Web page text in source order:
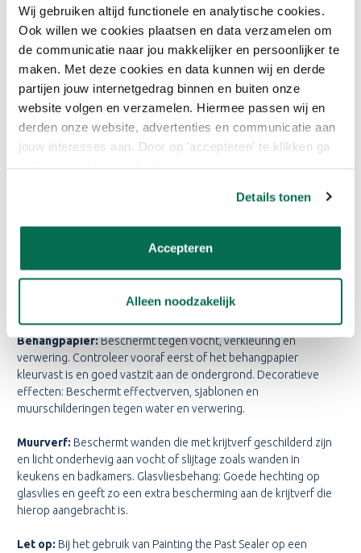
Wij gebruiken altijd functionele en analytische cookies.
Ook willen we cookies plaatsen en data verzamelen om
de communicatie naar jou makkelijker en persoonlijker te
maken. Met deze cookies en data kunnen wij en derde
partijen jouw internetgedrag binnen en buiten onze
website volgen en verzamelen. Hiermee passen wij en
derden onze website, advertenties en communicatie aan
jouw interesses aan. Door op 'accepteren' te klikken ga
Details tonen
Accepteren
Alleen noodzakelijk
zijn. Bij onbehandelde poreuze ondergronden de 1e laag Painting
the Past Sealer verdunnen met 10 % schoon water. Na droging
een 2e en 3e laag Painting the Past Sealer onverdund
aanbrengen.
Aanbrengen:
Painting the Past Sealer kan met een platte kwast,
(vernis) roller of verfspuit aangebracht worden. We adviseren om
voor een mooi, egaal, dekkend, resultaat de Sealer aan te
brengen in min. 2-3 lagen.
schoon water wordt de pleister verzegeld.
Behangpapier:Beschermt tegen vocht, verkleuring en
verwering. Controleer vooraf eerst of het behangpapier
kleurvast is en goed vastzit aan de ondergrond. Decoratieve
effecten: Beschermt effectverven, sjablonen en
muurschilderingen tegen water en verwering.
Muurverf: Beschermt wanden die met krijtverf geschilderd zijn
en licht onderhevig aan vocht of slijtage zoals wanden in
keukens en badkamers. Glasvliesbehang: Goede hechting op
glasvlies en geeft zo een extra bescherming aan de krijtverf die
hierop aangebracht is.
Let op: Bij het gebruik van Painting the Past Sealer op een